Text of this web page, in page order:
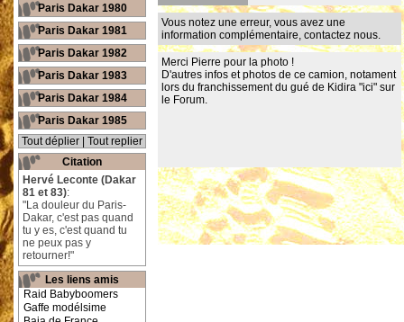
Vous notez une erreur, vous avez une
information complémentaire, contactez nous.
Merci Pierre pour la photo !
D'autres infos et photos de ce camion, notament
lors du franchissement du gué de Kidira "ici" sur
le Forum.
Paris Dakar 1980
Paris Dakar 1981
Paris Dakar 1982
Paris Dakar 1983
Paris Dakar 1984
Paris Dakar 1985
Tout déplier
Tout replier
Citation
Hervé Leconte (Dakar
81 et 83):
"La douleur du Paris-
Dakar, c'est pas quand
tu y es, c'est quand tu
ne peux pas y
retourner!"
Les liens amis
Raid Babyboomers
Gaffe modélsime